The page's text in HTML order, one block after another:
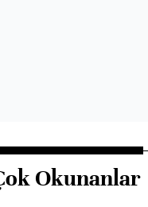
Okunanlar